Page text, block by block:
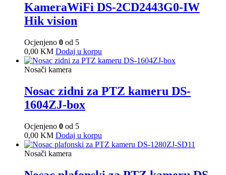
KameraWiFi DS-2CD2443G0-IW
Hik vision
Ocjenjeno 0 od 5
0,00 KM Dodaj u korpu
Nosači kamera
Nosac zidni za PTZ kameru DS-
1604ZJ-box
Ocjenjeno 0 od 5
0,00 KM Dodaj u korpu
Nosači kamera